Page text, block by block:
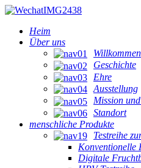
Heim
Über uns
Willkommen
Geschichte
Ehre
Ausstellung
Mission
Standort
menschliche Produkte
Testreihe
Konventionelle
Digitale